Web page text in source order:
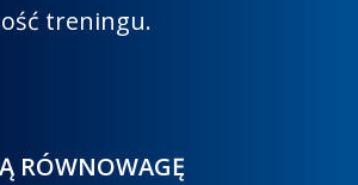
treningu.
RÓWNOWAGĘ